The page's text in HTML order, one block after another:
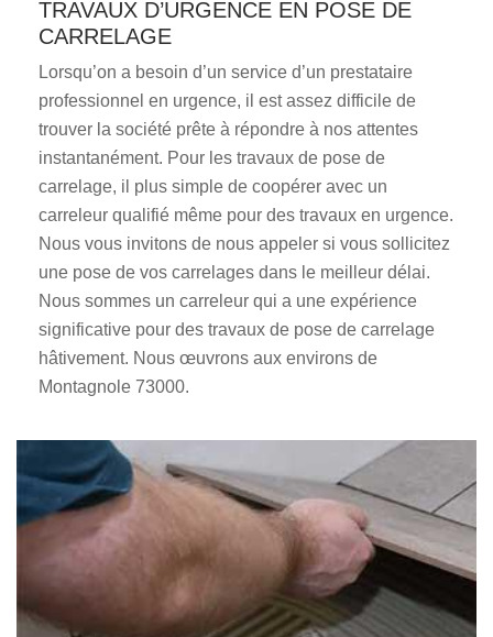
TRAVAUX D’URGENCE EN POSE DE
CARRELAGE
Lorsqu’on a besoin d’un service d’un prestataire
professionnel en urgence, il est assez difficile de
trouver la société prête à répondre à nos attentes
instantanément. Pour les travaux de pose de
carrelage, il plus simple de coopérer avec un
carreleur qualifié même pour des travaux en urgence.
Nous vous invitons de nous appeler si vous sollicitez
une pose de vos carrelages dans le meilleur délai.
Nous sommes un carreleur qui a une expérience
significative pour des travaux de pose de carrelage
hâtivement. Nous œuvrons aux environs de
Montagnole 73000.